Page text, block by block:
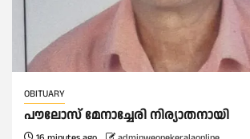
OBITUARY
പൗലോസ് മേനാച്ചേരി നിര്യാതനായി